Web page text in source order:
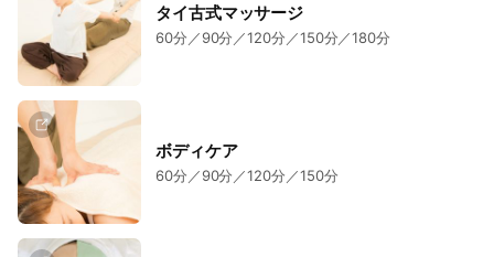
タイ古式マッサージ
60分／90分／120分／150分／180分
ボディケア
60分／90分／120分／150分